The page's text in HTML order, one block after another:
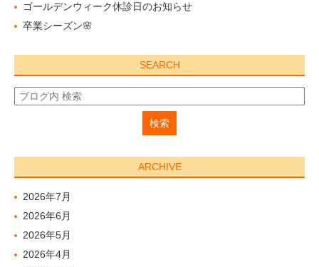
ゴールデンウィーク休診日のお知らせ
卒業シーズン🌸
SEARCH
ARCHIVE
2026年7月
2026年6月
2026年5月
2026年4月